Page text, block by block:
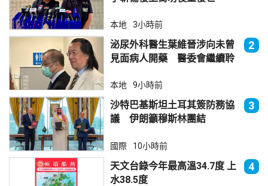
本地 3小時前
泌尿外科醫生葉維晉涉向未曾
見面病人開藥 醫委會繼續聆
2
本地 9小時前
沙特巴基斯坦土耳其簽防務協
議 伊朗籲穆斯林團結
3
國際 10小時前
天文台錄今年最高溫34.7度 上
水38.5度
4